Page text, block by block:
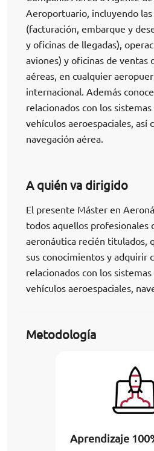
Aeroportuario, incluyendo las
(facturación, embarque y
y oficinas de llegadas),
aviones) y oficinas de ventas
aéreas, en cualquier
internacional. Además
relacionados con los
vehículos aeroespaciales, así
navegación aérea.
A quién va dirigido
El presente Máster en
todos aquellos profesionales
aeronáutica recién titulados,
sus conocimientos y adquirir
relacionados con los
vehículos aeroespaciales,
Metodología
Aprendizaje